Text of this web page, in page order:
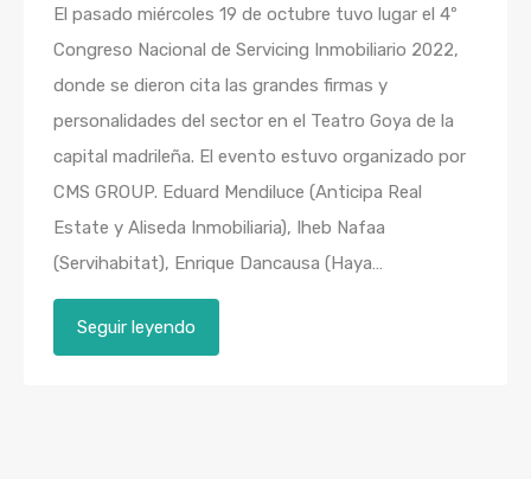
El pasado miércoles 19 de octubre tuvo lugar el 4º
Congreso Nacional de Servicing Inmobiliario 2022,
donde se dieron cita las grandes firmas y
personalidades del sector en el Teatro Goya de la
capital madrileña. El evento estuvo organizado por
CMS GROUP. Eduard Mendiluce (Anticipa Real
Estate y Aliseda Inmobiliaria), Iheb Nafaa
(Servihabitat), Enrique Dancausa (Haya…
Seguir leyendo